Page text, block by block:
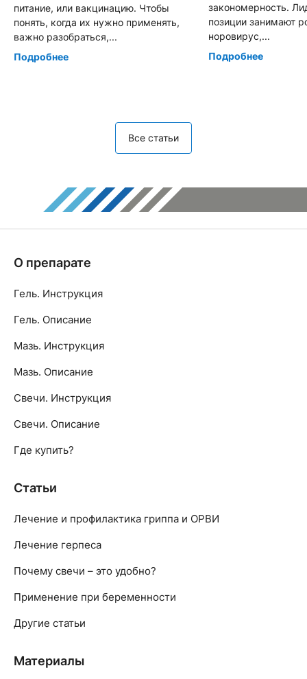
питание, или вакцинацию. Чтобы
понять, когда их нужно применять,
важно разобраться,...
Подробнее
закономерность.
позиции занимают
норовирус,...
Подробнее
Все статьи
О препарате
Гель. Инструкция
Гель. Описание
Мазь. Инструкция
Мазь. Описание
Свечи. Инструкция
Свечи. Описание
Где купить?
Статьи
Лечение и профилактика гриппа и ОРВИ
Лечение герпеса
Почему свечи – это удобно?
Применение при беременности
Другие статьи
Материалы